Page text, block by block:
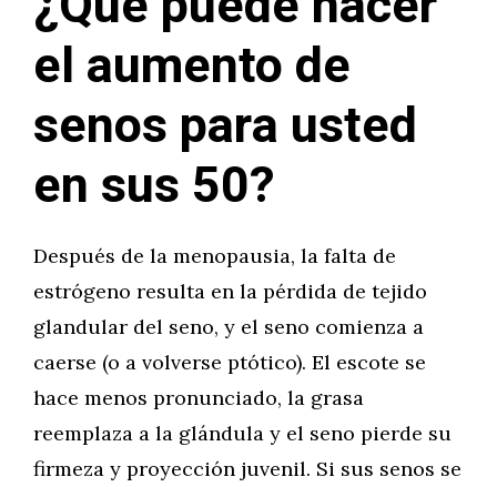
el aumento de
senos para usted
en sus 50?
Después de la menopausia, la falta de
estrógeno resulta en la pérdida de tejido
glandular del seno, y el seno comienza a
caerse (o a volverse ptótico). El escote se
hace menos pronunciado, la grasa
reemplaza a la glándula y el seno pierde su
firmeza y proyección juvenil. Si sus senos se